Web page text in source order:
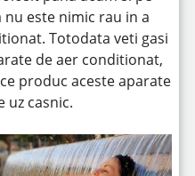
este nimic rau in a
Totodata veti gasi
de aer conditionat,
produc aceste aparate
uz casnic.